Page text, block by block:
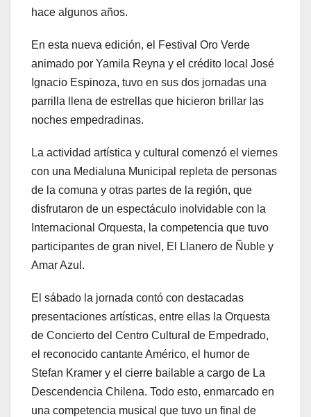
hace algunos años.
En esta nueva edición, el Festival Oro Verde
animado por Yamila Reyna y el crédito local José
Ignacio Espinoza, tuvo en sus dos jornadas una
parrilla llena de estrellas que hicieron brillar las
noches empedradinas.
La actividad artística y cultural comenzó el viernes
con una Medialuna Municipal repleta de personas
de la comuna y otras partes de la región, que
disfrutaron de un espectáculo inolvidable con la
Internacional Orquesta, la competencia que tuvo
participantes de gran nivel, El Llanero de Ñuble y
Amar Azul.
El sábado la jornada contó con destacadas
presentaciones artísticas, entre ellas la Orquesta
de Concierto del Centro Cultural de Empedrado,
el reconocido cantante Américo, el humor de
Stefan Kramer y el cierre bailable a cargo de La
Descendencia Chilena. Todo esto, enmarcado en
una competencia musical que tuvo un final de